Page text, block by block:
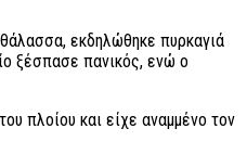
εκδηλώθηκε πυρκαγιά
ξέσπασε πανικός, ενώ ο
πλοίου και είχε αναμμένο τον